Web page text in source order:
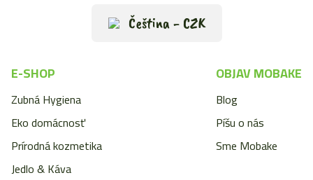
Čeština - CZK
E-SHOP
Zubná Hygiena
Eko domácnosť
Prírodná kozmetika
Jedlo & Káva
OBJAV MOBAKE
Blog
Píšu o nás
Sme Mobake